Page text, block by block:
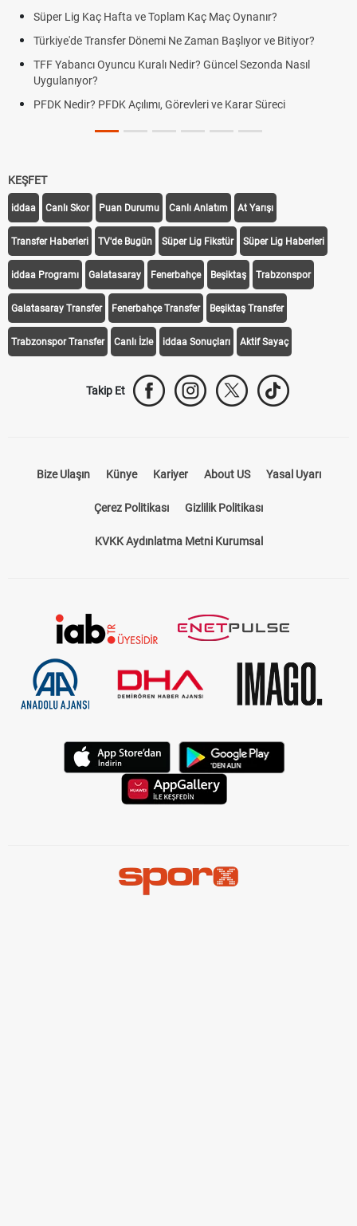
Süper Lig Kaç Hafta ve Toplam Kaç Maç Oynanır?
Türkiye'de Transfer Dönemi Ne Zaman Başlıyor ve Bitiyor?
TFF Yabancı Oyuncu Kuralı Nedir? Güncel Sezonda Nasıl
Uygulanıyor?
PFDK Nedir? PFDK Açılımı, Görevleri ve Karar Süreci
KEŞFET
iddaa Canlı Skor Puan Durumu Canlı Anlatım At Yarışı
Transfer Haberleri TV'de Bugün Süper Lig Fikstür Süper Lig Haberleri
iddaa Programı Galatasaray Fenerbahçe Beşiktaş Trabzonspor
Galatasaray Transfer Fenerbahçe Transfer Beşiktaş Transfer
Trabzonspor Transfer Canlı İzle iddaa Sonuçları Aktif Sayaç
Takip Et
Bize Ulaşın Künye Kariyer About US Yasal Uyarı
Çerez Politikası Gizlilik Politikası
KVKK Aydınlatma Metni Kurumsal